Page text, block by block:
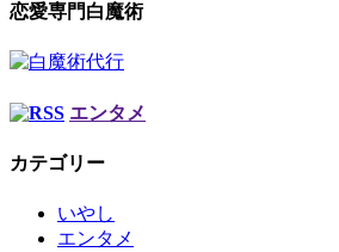
恋愛専門白魔術
エンタメ
カテゴリー
いやし
エンタメ